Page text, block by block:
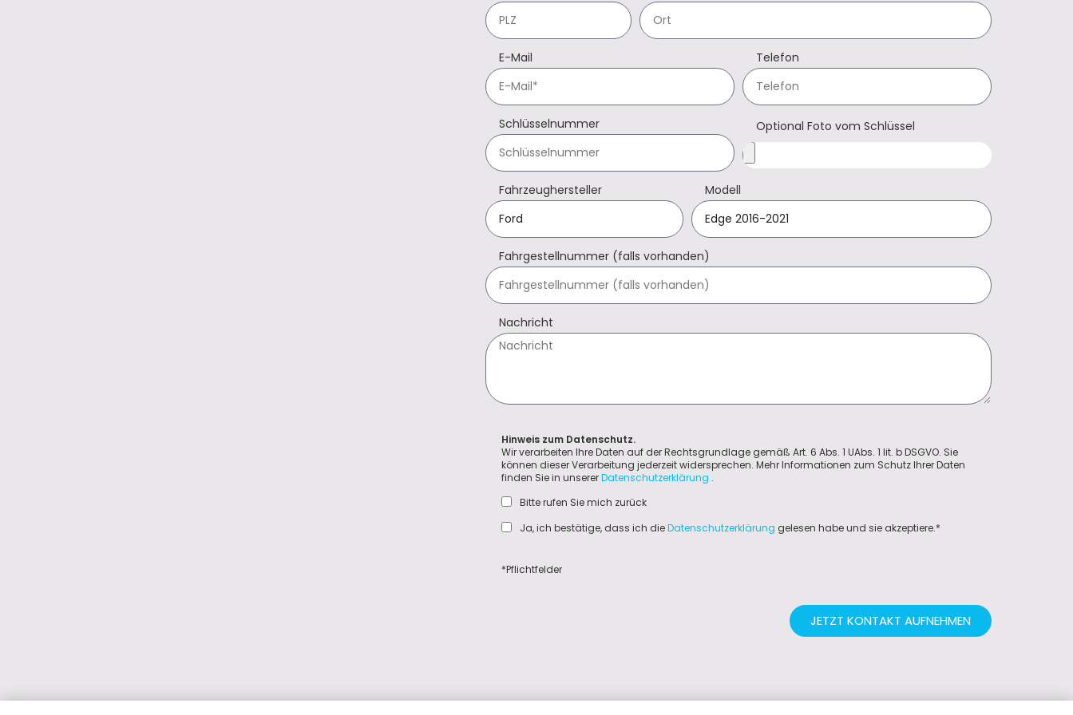
E-Mail Telefon
Schlüsselnummer Optional Foto vom Schlüssel
Fahrzeughersteller Modell
Fahrgestellnummer (falls vorhanden)
Nachricht
Hinweis zum Datenschutz.
Wir verarbeiten Ihre Daten auf der Rechtsgrundlage gemäß Art. 6 Abs. 1 UAbs. 1 lit. b DSGVO. Sie
können dieser Verarbeitung jederzeit widersprechen. Mehr Informationen zum Schutz Ihrer Daten
finden Sie in unsererDatenschutzerklärung .
Bitte rufen Sie mich zurück
Ja, ich bestätige, dass ich dieDatenschutzerklärung gelesen habe und sie akzeptiere.*
*Pflichtfelder
JETZT KONTAKT AUFNEHMEN